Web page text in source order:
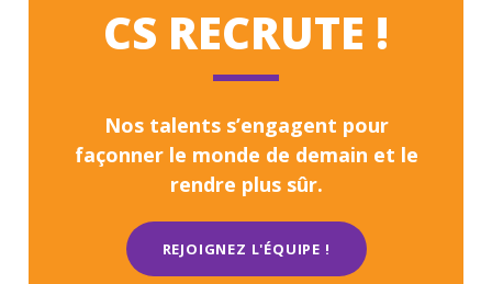
CS RECRUTE !
Nos talents s’engagent pour
façonner le monde de demain et le
rendre plus sûr.
REJOIGNEZ L'ÉQUIPE !